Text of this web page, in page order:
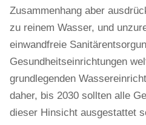
Zusammenhang aber
zu reinem Wasser, und
einwandfreie
Gesundheitseinrichtungen
grundlegenden
daher, bis 2030 sollten alle
dieser Hinsicht ausgestattet